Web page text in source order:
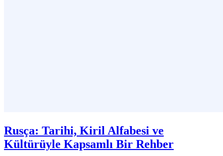
Rusça: Tarihi, Kiril Alfabesi ve
Kültürüyle Kapsamlı Bir Rehber